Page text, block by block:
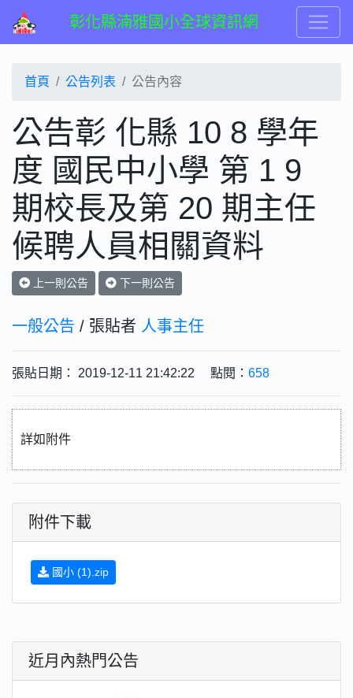
彰化縣湳雅國小全球資訊網
首頁 公告列表 公告內容
公告彰 化縣 10 8 學年
度 國民中小學 第 1 9
期校長及第 20 期主任
候聘人員相關資料
上一則公告 下一則公告
一般公告 / 張貼者 人事主任
張貼日期： 2019-12-11 21:42:22 點閱： 658
詳如附件
附件下載
國小 (1).zip
近月內熱門公告